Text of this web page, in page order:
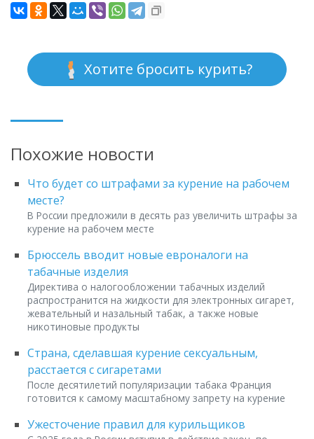
Хотите бросить курить?
Похожие новости
Что будет со штрафами за курение на рабочем
месте?
В России предложили в десять раз увеличить штрафы за
курение на рабочем месте
Брюссель вводит новые евроналоги на
табачные изделия
Директива о налогообложении табачных изделий
распространится на жидкости для электронных сигарет,
жевательный и назальный табак, а также новые
никотиновые продукты
Страна, сделавшая курение сексуальным,
расстается с сигаретами
После десятилетий популяризации табака Франция
готовится к самому масштабному запрету на курение
Ужесточение правил для курильщиков